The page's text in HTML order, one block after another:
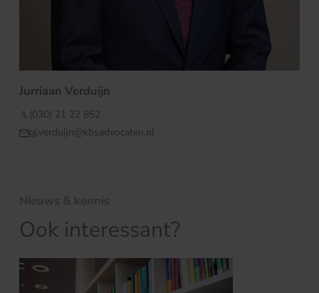
Jurriaan Verduijn
(030) 21 22 852
gj.verduijn@kbsadvocaten.nl
Nieuws & kennis
Ook interessant?